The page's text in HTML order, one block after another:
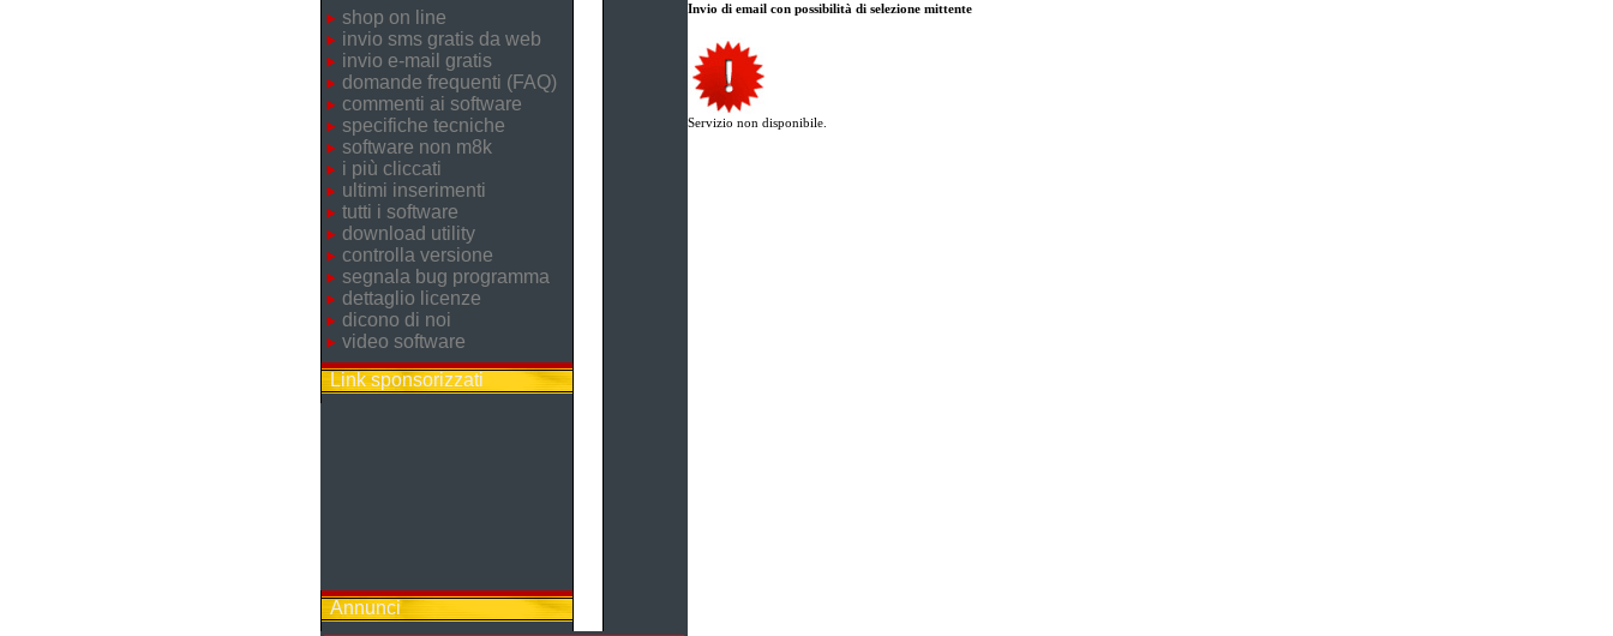
shop on line
invio sms gratis da web
invio e-mail gratis
domande frequenti (FAQ)
commenti ai software
specifiche tecniche
software non m8k
i più cliccati
ultimi inserimenti
tutti i software
download utility
controlla versione
segnala bug programma
dettaglio licenze
dicono di noi
video software
Link sponsorizzati
Annunci
Invio di email con possibilità di selezione mittente
Servizio non disponibile.